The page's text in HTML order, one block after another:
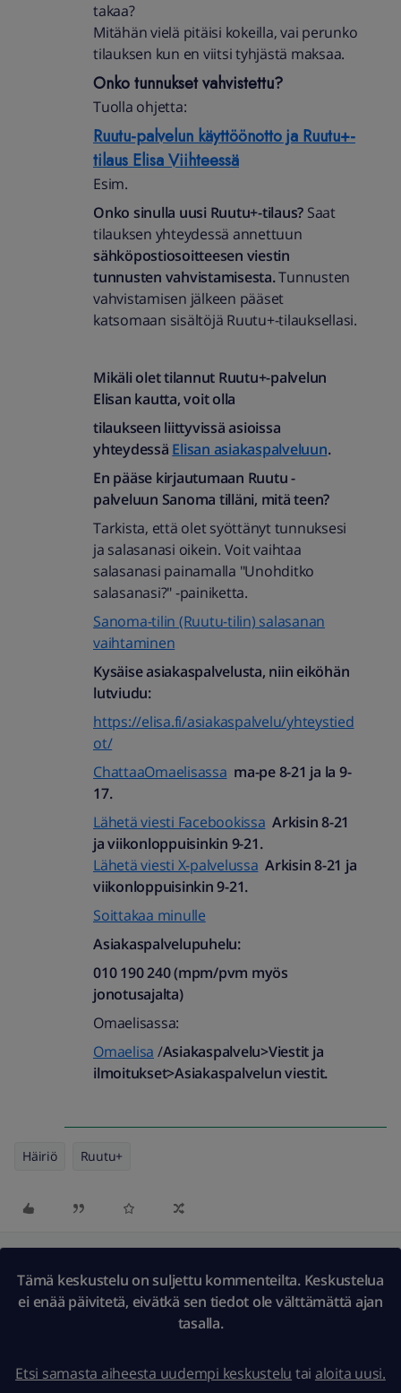
takaa?
Mitähän vielä pitäisi kokeilla, vai perunko
tilauksen kun en viitsi tyhjästä maksaa.
Onko tunnukset vahvistettu?
Tuolla ohjetta:
Ruutu-palvelun käyttöönotto ja Ruutu+-
tilaus Elisa Viihteessä
Esim.
Onko sinulla uusi Ruutu+-tilaus? Saat
tilauksen yhteydessä annettuun
sähköpostiosoitteesen viestin
tunnusten vahvistamisesta.Tunnusten
vahvistamisen jälkeen pääset
katsomaan sisältöjä Ruutu+-tilauksellasi.
Mikäli olet tilannut Ruutu+-palvelun
Elisan kautta, voit olla
tilaukseen liittyvissä asioissa
yhteydessä Elisan asiakaspalveluun.
En pääse kirjautumaan Ruutu -
palveluun Sanoma tilläni, mitä teen?
Tarkista, että olet syöttänyt tunnuksesi
ja salasanasi oikein. Voit vaihtaa
salasanasi painamalla "Unohditko
salasanasi?" -painiketta.
Sanoma-tilin (Ruutu-tilin) salasanan
vaihtaminen
Kysäise asiakaspalvelusta, niin eiköhän
lutviudu:
https://elisa.fi/asiakaspalvelu/yhteystied
ot/
ChattaaOmaelisassa ma-pe 8-21 ja la 9-
17.
Lähetä viesti Facebookissa Arkisin 8-21
ja viikonloppuisinkin 9-21.
Lähetä viesti X-palvelussa Arkisin 8-21 ja
viikonloppuisinkin 9-21.
Soittakaa minulle
Asiakaspalvelupuhelu:
010 190 240 (mpm/pvm myös
jonotusajalta)​
Omaelisassa:
Omaelisa /Asiakaspalvelu>Viestit ja
ilmoitukset>Asiakaspalvelun viestit.
Häiriö Ruutu+
Tämä keskustelu on suljettu kommenteilta. Keskustelua
ei enää päivitetä, eivätkä sen tiedot ole välttämättä ajan
tasalla.
Etsi samasta aiheesta uudempi keskustelu tai aloita uusi.